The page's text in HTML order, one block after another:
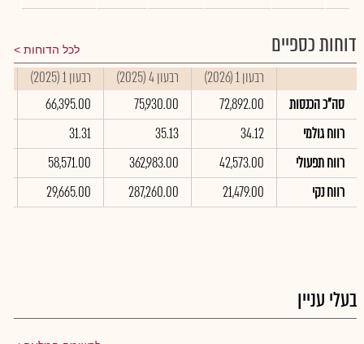
דוחות כספיים לכל הדוחות
רבעון 1 (2026) רבעון 4 (2025) רבעון 1 (2025)
סה"כ הכנסות
72,892.00
75,930.00
66,395.00
רווח גולמי
34.12
35.13
31.31
רווח תפעולי
42,573.00
362,983.00
58,571.00
רווח נקי
21,479.00
287,260.00
29,665.00
בעלי עניין